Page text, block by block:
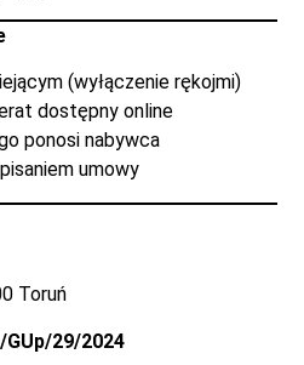
(wyłączenie rękojmi)
dostępny online
ponosi nabywca
umowy
Toruń
GUp/29/2024